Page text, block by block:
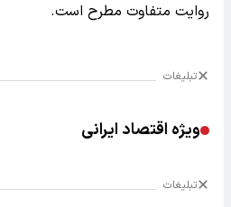
روایت متفاوت مطرح است.
تبلیغات
ویژه اقتصاد ایرانی
تبلیغات